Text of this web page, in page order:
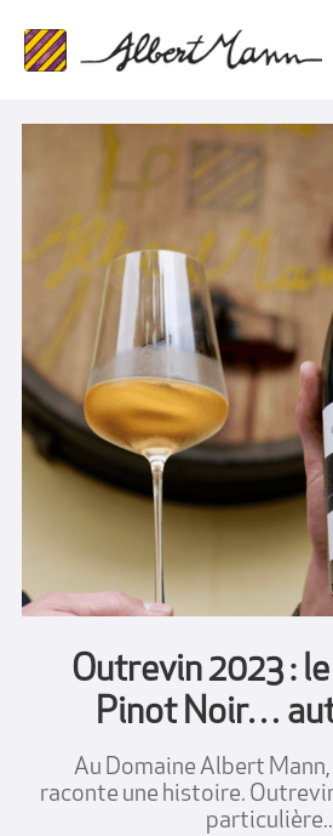
Outrevin 2023 :
Pinot Noir…
Au Domaine Albert Mann,
raconte une histoire.